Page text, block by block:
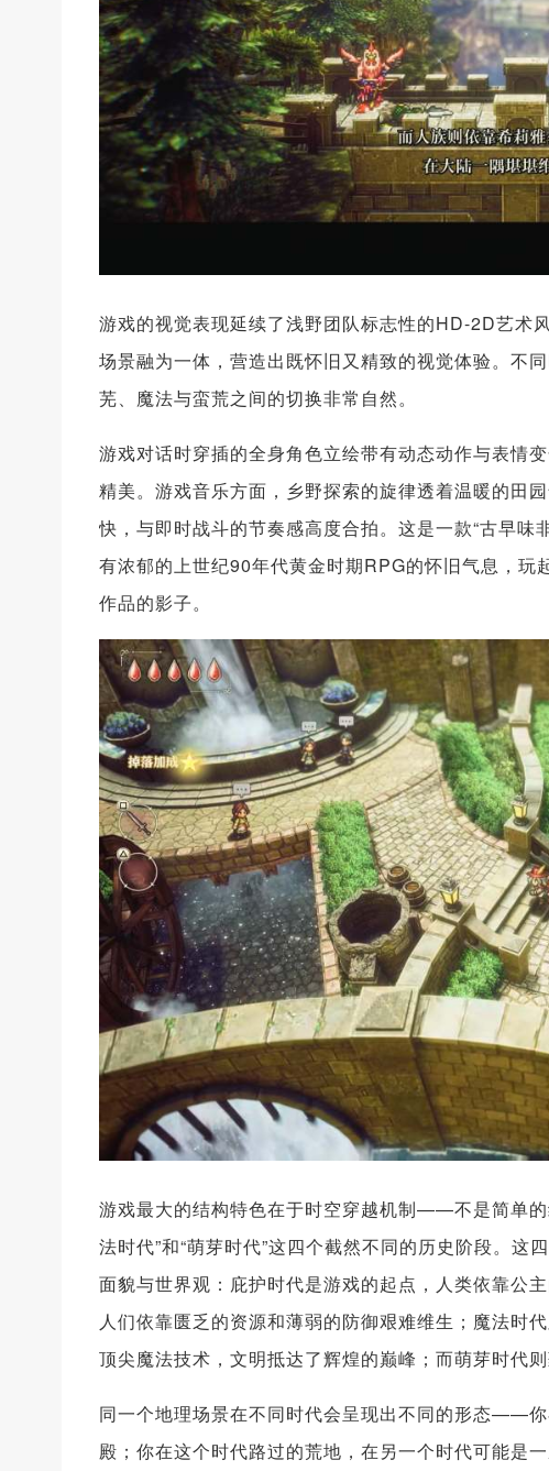
游戏的视觉表现延续了浅野团队标志性的HD-2D艺术
场景融为一体，营造出既怀旧又精致的视觉体验。不
芜、魔法与蛮荒之间的切换非常自然。
游戏对话时穿插的全身角色立绘带有动态动作与表情
精美。游戏音乐方面，乡野探索的旋律透着温暖的田
快，与即时战斗的节奏感高度合拍。这是一款“古早
有浓郁的上世纪90年代黄金时期RPG的怀旧气息，
作品的影子。
游戏最大的结构特色在于时空穿越机制——不是简单的
法时代”和“萌芽时代”这四个截然不同的历史阶段。
面貌与世界观：庇护时代是游戏的起点，人类依靠公
人们依靠匮乏的资源和薄弱的防御艰难维生；魔法时
顶尖魔法技术，文明抵达了辉煌的巅峰；而萌芽时代
同一个地理场景在不同时代会呈现出不同的形态——
殿；你在这个时代路过的荒地，在另一个时代可能是